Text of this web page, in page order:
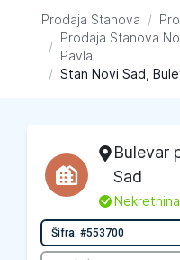
Prodaja Stanova /
/
Prodaja Stanova
Pavla
/ Stan Novi Sad,
Bulevar
Sad
L
Šifra: #553700